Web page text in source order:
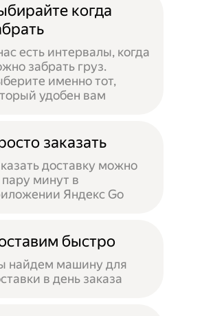
когда
есть интервалы, когда
забрать груз.
именно тот,
удобен вам
заказать
доставку можно
пару минут в
Яндекс Go
быстро
найдем машину для
в день заказа